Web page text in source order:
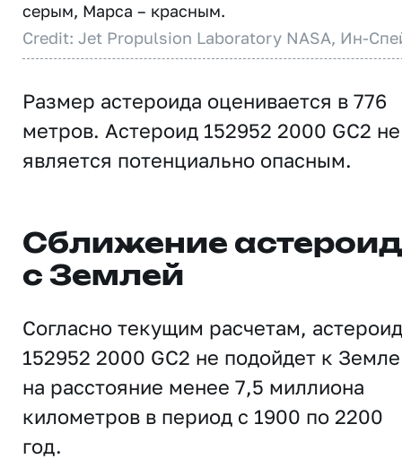
серым, Марса – красным.
Credit: Jet Propulsion Laboratory NASA, Ин-
Размер астероида оценивается в 776
метров. Астероид 152952 2000 GC2 не
является потенциально опасным.
Сближение
с Землей
Согласно текущим расчетам, астероид
152952 2000 GC2 не подойдет к Земле
на расстояние менее 7,5 миллиона
километров в период с 1900 по 2200
год.